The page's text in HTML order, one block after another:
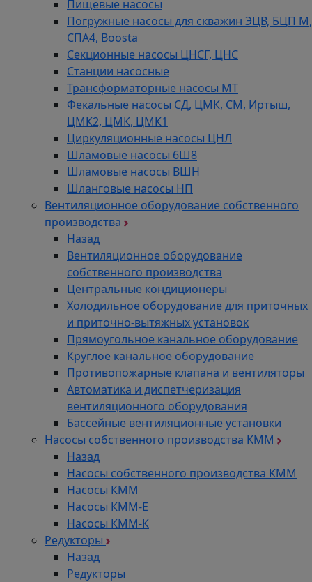
Пищевые насосы
Погружные насосы для скважин ЭЦВ, БЦП М,
СПА4, Boosta
Секционные насосы ЦНСГ, ЦНС
Станции насосные
Трансформаторные насосы МТ
Фекальные насосы СД, ЦМК, СМ, Иртыш,
ЦМК2, ЦМК, ЦМК1
Циркуляционные насосы ЦНЛ
Шламовые насосы 6Ш8
Шламовые насосы ВШН
Шланговые насосы НП
Вентиляционное оборудование собственного
производства
Назад
Вентиляционное оборудование
собственного производства
Центральные кондиционеры
Холодильное оборудование для приточных
и приточно-вытяжных установок
Прямоугольное канальное оборудование
Круглое канальное оборудование
Противопожарные клапана и вентиляторы
Автоматика и диспетчеризация
вентиляционного оборудования
Бассейные вентиляционные установки
Насосы собственного производства KMM
Назад
Насосы собственного производства KMM
Насосы КММ
Насосы КММ-Е
Насосы КММ-К
Редукторы
Назад
Редукторы